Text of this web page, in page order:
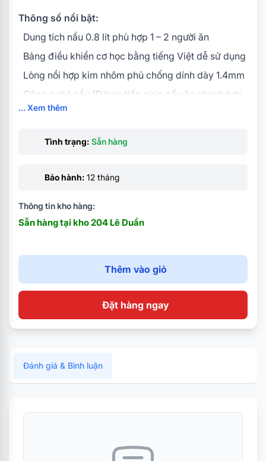
Thông số nổi bật:
Dung tích nấu 0.8 lít phù hợp 1 – 2 người ăn
Bảng điều khiển cơ học bằng tiếng Việt dễ sử dụng
Lòng nồi hợp kim nhôm phủ chống dính dày 1.4mm
Công nghệ nấu 1D trực tiếp giúp nấu ăn nhanh hơn
Thiết kế trẻ trung, màu sắc hiện đại
... Xem thêm
Tình trạng: Sẵn hàng
Bảo hành: 12 tháng
Thông tin kho hàng:
Sẵn hàng tại kho 204 Lê Duẩn
Thêm vào giỏ
Đặt hàng ngay
Đánh giá & Bình luận